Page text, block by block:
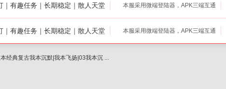
｜有趣任务｜长期稳定｜散人天堂 本服采用微端登陆器，APK三端互通
｜有趣任务｜长期稳定｜散人天堂 本服采用微端登陆器，APK三端互通
经典复古我本沉默|我本飞扬|03我本沉 ...